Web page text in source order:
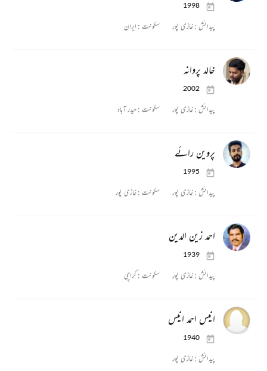
1998
پیدائش :غازی پور سکونت : ایران
خالد پروانہ
2002
پیدائش :غازی پور سکونت :حیدر آباد
پروین رائے
1995
پیدائش :غازی پور سکونت :غازی پور
احمد زین الدین
1939
پیدائش :غازی پور سکونت :کراچی
انیس احمد انیس
1940
پیدائش :غازی پور